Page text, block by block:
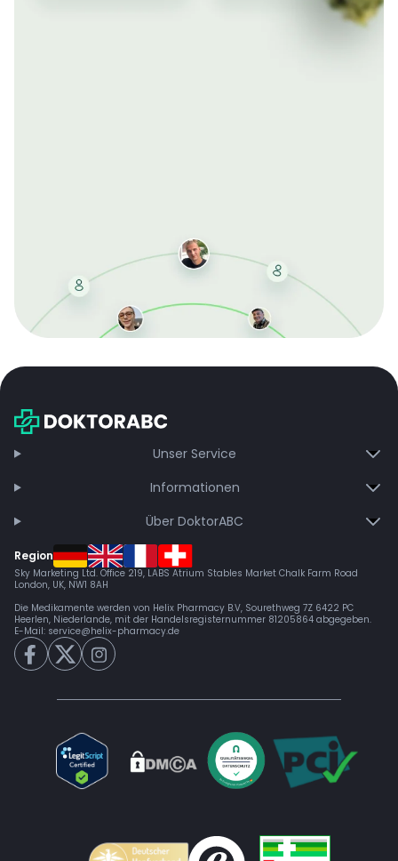
bei jeder Bestellung, erhalten schnelle Lieferung und
Unser Service
Informationen
Über DoktorABC
Region
Sky Marketing Ltd. Office 219, LABS Atrium Stables Market Chalk Farm Road
London, UK, NW1 8AH
Die Medikamente werden von Helix Pharmacy B.V, Sourethweg 7Z 6422 PC
Heerlen, Niederlande, mit der Handelsregisternummer 81205864 abgegeben.
E-Mail: service@helix-pharmacy.de